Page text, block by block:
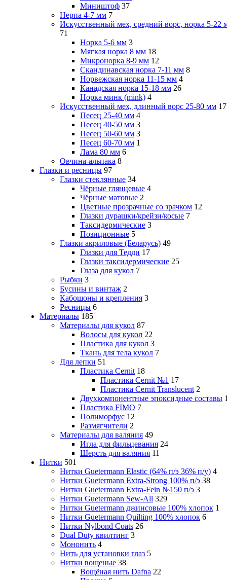
Миништоф 37
Нерпа 4-7 мм 7
Искусственный мех, средний ворс, норка 5-22
71
Норка 5-6 мм 3
Мягкая норка 8 мм 18
Микронорка 8-9 мм 12
Скандинавская норка 7-11 мм 8
Норвежская норка 11-15 мм 4
Канадская норка 15-18 мм 26
Норка минк (mink) 4
Искусственный мех, длинный ворс 25-80 мм 17
Песец 25-40 мм 4
Песец 40-50 мм 3
Песец 50-60 мм 3
Песец 60-70 мм 1
Лама 80 мм 6
Овчина-альпака 8
Глазки и ресницы 97
Глазки стеклянные 34
Чёрные глянцевые 4
Чёрные матовые 2
Цветные прозрачные со зрачком 12
Глазки дурашки/крейзи/косые 7
Таксидермические 3
Позиционные 5
Глазки акриловые (Беларусь) 49
Глазки для Тедди 17
Глазки таксидермические 25
Глаза для кукол 7
Рыбки 3
Бусины и винтаж 2
Кабошоны и крепления 3
Ресницы 6
Материалы 185
Материалы для кукол 87
Волосы для кукол 22
Пластика для кукол 3
Ткань для тела кукол 7
Для лепки 51
Пластика Cernit 18
Пластика Cernit №1 17
Пластика Cernit Translucent 2
Двухкомпонентные эпоксидные составы
Пластика FIMO 7
Полиморфус 12
Размягчители 2
Материалы для валяния 49
Игла для фильцевания 24
Шерсть для валяния 11
Нитки 501
Нитки Guetermann Elastic (64% п/э 36% п/у) 4
Нитки Guetermann Extra-Strong 100% п/э 38
Нитки Guetermann Extra-Fein №150 п/э 3
Нитки Guetermann Sew-All 329
Нитки Guetermann джинсовые 100% хлопок 1
Нитки Guetermann Quilting 100% хлопок 6
Нитки Nylbond Coats 26
Dual Duty квилтинг 3
Мононить 4
Нить для установки глаз 5
Нитки вощеные 38
Вощёная нить Dafna 22